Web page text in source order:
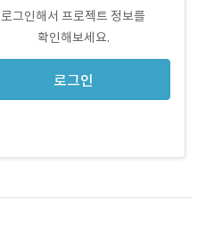
로그인해서 프로젝트 정보를
확인해보세요.
로그인